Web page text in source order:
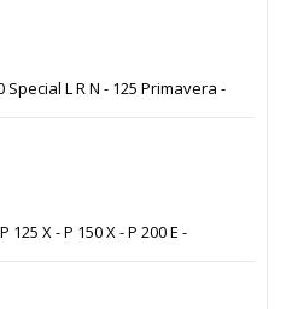
L R N - 125 Primavera -
X - P 150 X - P 200 E -